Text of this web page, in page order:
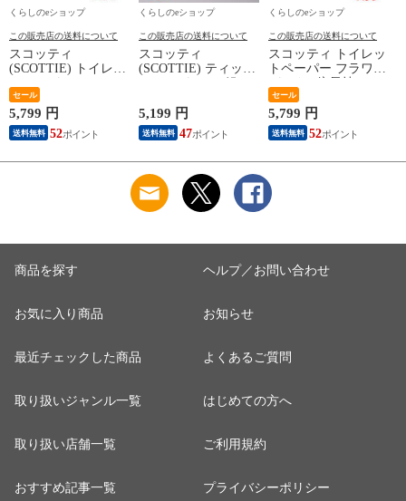
くらしのeショップ
この販売店の送料について
スコッティ
(SCOTTIE) トイレッ
パック 3倍長持ち 4
ロール(ダブル) 4ロー
ル×12(48ロール) 3倍
ロール 3倍巻 トイレ
セール
5,799 円
送料無料 52
くらしのeショップ
この販売店の送料について
スコッティ
(SCOTTIE) ティッシ
ティシュペーパー ま
とめ買い ケース販売
ボックスティッシュ
シア 【送料無料】
5,199 円
送料無料 47
くらしのeショップ
この販売店の送料について
スコッティ トイレッ
トペーパー フラワー
ロール (シングル) 4
ロール×12パック(48
ロール) トイレット
ロール トイレ紙 ト
とめ買い ケース販売
日本製紙クレシア
セール
5,799 円
送料無料 52
商品を探す
お気に入り商品
最近チェックした商品
取り扱いジャンル一覧
取り扱い店舗一覧
おすすめ記事一覧
ヘルプ／お問い合わせ
お知らせ
よくあるご質問
はじめての方へ
ご利用規約
プライバシーポリシー